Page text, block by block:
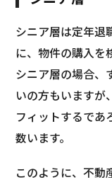
シニア層は定年退
に、物件の購入を
シニア層の場合、
いの方もいますが
フィットするであ
数います。
このように、不動